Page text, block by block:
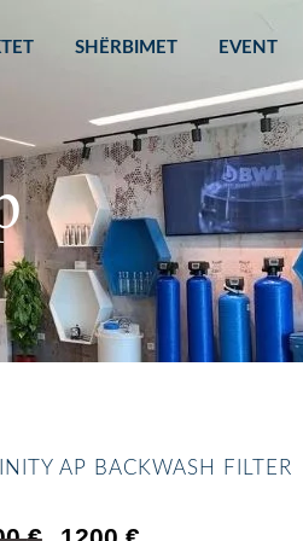
SHËRBIMET EVENT
AP BACKWASH FILTER
Original Current